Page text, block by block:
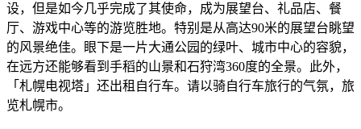
设，但是如今几乎完成了其使命，成为展望台、礼品店、餐
厅、游戏中心等的游览胜地。特别是从高达90米的展望台眺望
的风景绝佳。眼下是一片大通公园的绿叶、城市中心的容貌，
在远方还能够看到手稻的山景和石狩湾360度的全景。此外，
「札幌电视塔」还出租自行车。请以骑自行车旅行的气氛，旅
览札幌市。